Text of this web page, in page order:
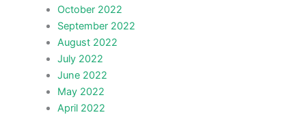
October 2022
September 2022
August 2022
July 2022
June 2022
May 2022
April 2022